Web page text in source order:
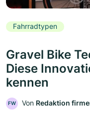
Fahrradtypen
Gravel Bike
Diese
kennen
FW Von Redaktion